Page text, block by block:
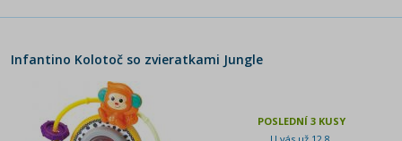
Infantino Kolotoč so zvieratkami Jungle
POSLEDNÍ 3 KUSY